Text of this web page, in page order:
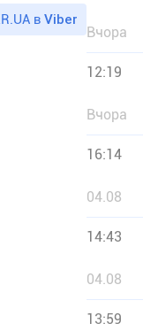
в Viber
Вчора
12:19
Вчора
16:14
04.08
14:43
04.08
13:59